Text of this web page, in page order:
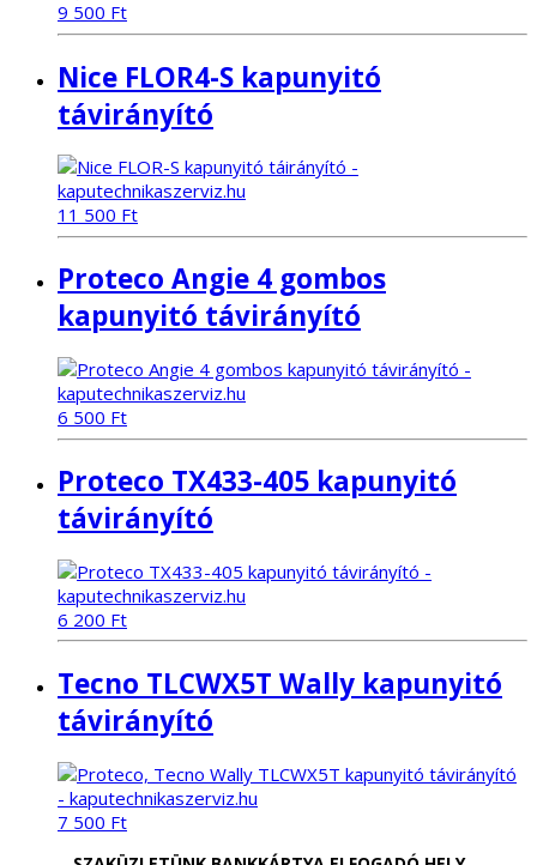
9 500 Ft
Nice FLOR4-S kapunyitó
távirányító
11 500 Ft
Proteco Angie 4 gombos
kapunyitó távirányító
6 500 Ft
Proteco TX433-405 kapunyitó
távirányító
6 200 Ft
Tecno TLCWX5T Wally kapunyitó
távirányító
7 500 Ft